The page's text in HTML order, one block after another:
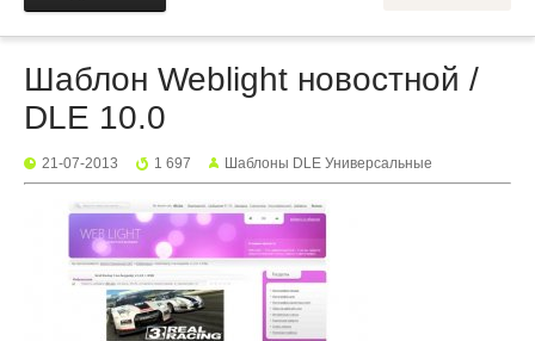
Шаблон Weblight новостной /
DLE 10.0
21-07-2013 1 697 Шаблоны DLE Универсальные